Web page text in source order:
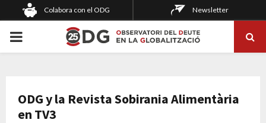
Colabora con el ODG Newsletter
PRIMARY
ODG y la Revista Sobirania Alimentària
en TV3